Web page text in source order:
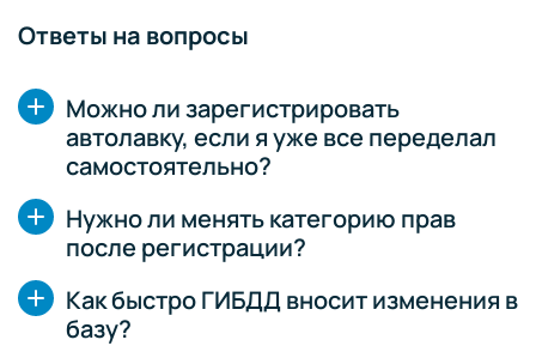
Ответы на вопросы
Можно ли зарегистрировать
автолавку, если я уже все переделал
самостоятельно?
Нужно ли менять категорию прав
после регистрации?
Как быстро ГИБДД вносит изменения в
базу?